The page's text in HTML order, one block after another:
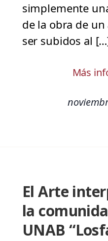
simplemente
de la obra de
ser subidos al
Más
El Arte
la
UNAB